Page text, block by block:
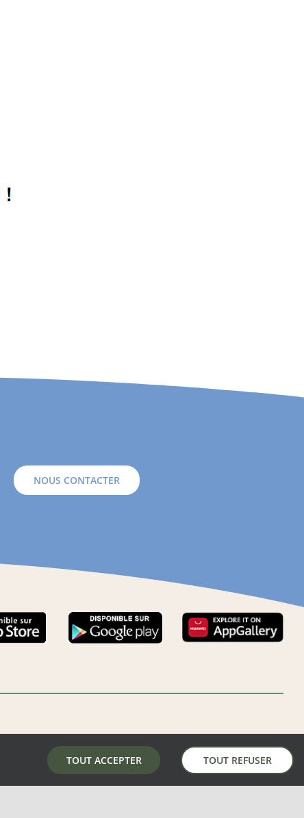
NOUS CONTACTER
LA MAIRIE DE AUNAY-SOUS-AUNEAU
5 place de la mairie, 28700 Aunay-Sous-Auneau
TOUT ACCEPTER TOUT REFUSER